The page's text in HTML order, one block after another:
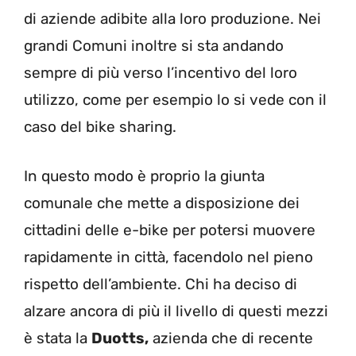
di aziende adibite alla loro produzione. Nei
grandi Comuni inoltre si sta andando
sempre di più verso l’incentivo del loro
utilizzo, come per esempio lo si vede con il
caso del bike sharing.
In questo modo è proprio la giunta
comunale che mette a disposizione dei
cittadini delle e-bike per potersi muovere
rapidamente in città, facendolo nel pieno
rispetto dell’ambiente. Chi ha deciso di
alzare ancora di più il livello di questi mezzi
è stata la Duotts, azienda che di recente